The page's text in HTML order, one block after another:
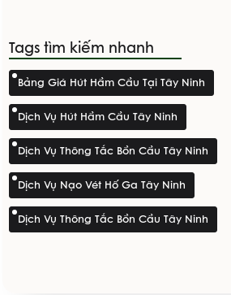
Tags tìm kiếm nhanh
Bảng Giá Hút Hầm Cầu Tại Tây Ninh
Dịch Vụ Hút Hầm Cầu Tây Ninh
Dịch Vụ Thông Tắc Bồn Cầu Tây Ninh
Dịch Vụ Nạo Vét Hố Ga Tây Ninh
Dịch Vụ Thông Tắc Bồn Cầu Tây Ninh